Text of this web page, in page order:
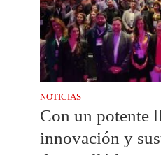
NOTICIAS
Con un potente
innovación y